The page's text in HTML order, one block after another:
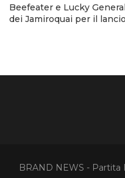
Beefeater e Lucky
dei Jamiroquai per il
BRAND NEWS - Partita